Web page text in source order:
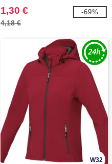
1,30 €
4,18 €
-69%
W32